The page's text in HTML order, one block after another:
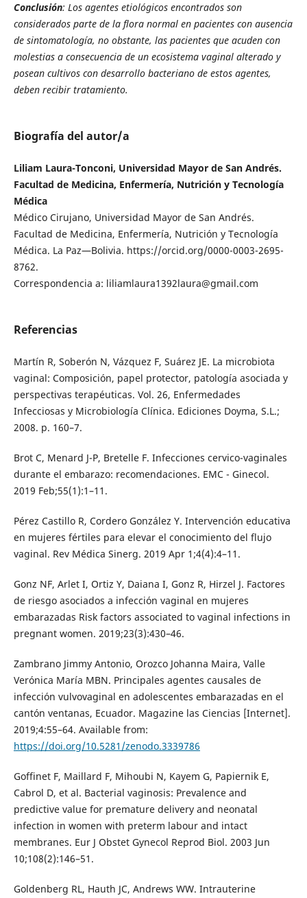
Conclusión: Los agentes etiológicos encontrados son
considerados parte de la flora normal en pacientes con ausencia
de sintomatología, no obstante, las pacientes que acuden con
molestias a consecuencia de un ecosistema vaginal alterado y
posean cultivos con desarrollo bacteriano de estos agentes,
deben recibir tratamiento.
Biografía del autor/a
Liliam Laura-Tonconi, Universidad Mayor de San Andrés.
Facultad de Medicina, Enfermería, Nutrición y Tecnología
Médica
Médico Cirujano, Universidad Mayor de San Andrés.
Facultad de Medicina, Enfermería, Nutrición y Tecnología
Médica. La Paz—Bolivia. https://orcid.org/0000-0003-2695-
8762.
Correspondencia a: liliamlaura1392laura@gmail.com
Referencias
Martín R, Soberón N, Vázquez F, Suárez JE. La microbiota
vaginal: Composición, papel protector, patología asociada y
perspectivas terapéuticas. Vol. 26, Enfermedades
Infecciosas y Microbiología Clínica. Ediciones Doyma, S.L.;
2008. p. 160–7.
Brot C, Menard J-P, Bretelle F. Infecciones cervico-vaginales
durante el embarazo: recomendaciones. EMC - Ginecol.
2019 Feb;55(1):1–11.
Pérez Castillo R, Cordero González Y. Intervención educativa
en mujeres fértiles para elevar el conocimiento del flujo
vaginal. Rev Médica Sinerg. 2019 Apr 1;4(4):4–11.
Gonz NF, Arlet I, Ortiz Y, Daiana I, Gonz R, Hirzel J. Factores
de riesgo asociados a infección vaginal en mujeres
embarazadas Risk factors associated to vaginal infections in
pregnant women. 2019;23(3):430–46.
Zambrano Jimmy Antonio, Orozco Johanna Maira, Valle
Verónica María MBN. Principales agentes causales de
infección vulvovaginal en adolescentes embarazadas en el
cantón ventanas, Ecuador. Magazine las Ciencias [Internet].
2019;4:55–64. Available from:
https://doi.org/10.5281/zenodo.3339786
Goffinet F, Maillard F, Mihoubi N, Kayem G, Papiernik E,
Cabrol D, et al. Bacterial vaginosis: Prevalence and
predictive value for premature delivery and neonatal
infection in women with preterm labour and intact
membranes. Eur J Obstet Gynecol Reprod Biol. 2003 Jun
10;108(2):146–51.
Goldenberg RL, Hauth JC, Andrews WW. Intrauterine